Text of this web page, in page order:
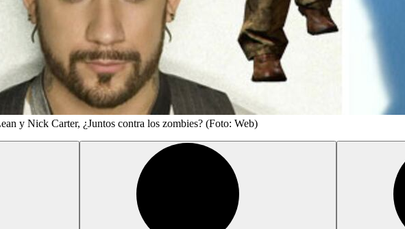
y Nick Carter, ¿Juntos contra los zombies? (Foto: Web)